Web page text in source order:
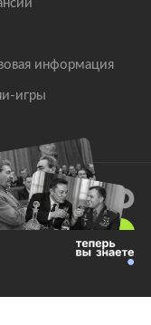
информация
игры